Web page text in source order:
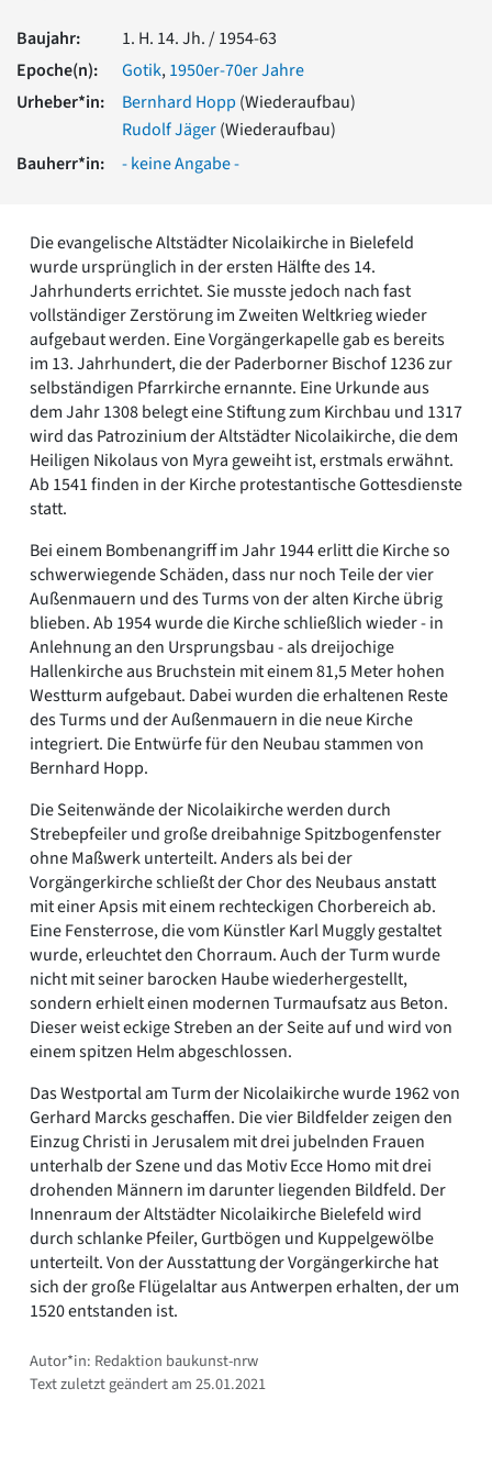
Vorromanik
Römische Antike
Über uns
Über baukunst-nrw
Fachbeirat
Freunde & Förderer
Datenschutz
Suchbegriff eingeben
Baujahr:
1. H. 14. Jh. / 1954-63
Epoche(n):
Gotik,1950er-70er Jahre
Urheber*in:
Bernhard Hopp (Wiederaufbau)
Rudolf Jäger(Wiederaufbau)
Bauherr*in:
- keine Angabe -
Die evangelische Altstädter Nicolaikirche in Bielefeld
wurde ursprünglich in der ersten Hälfte des 14.
Jahrhunderts errichtet. Sie musste jedoch nach fast
vollständiger Zerstörung im Zweiten Weltkrieg wieder
aufgebaut werden. Eine Vorgängerkapelle gab es bereits
im 13. Jahrhundert, die der Paderborner Bischof 1236 zur
selbständigen Pfarrkirche ernannte. Eine Urkunde aus
dem Jahr 1308 belegt eine Stiftung zum Kirchbau und 1317
wird das Patrozinium der Altstädter Nicolaikirche, die dem
Heiligen Nikolaus von Myra geweiht ist, erstmals erwähnt.
Ab 1541 finden in der Kirche protestantische Gottesdienste
statt.
Bei einem Bombenangriff im Jahr 1944 erlitt die Kirche so
schwerwiegende Schäden, dass nur noch Teile der vier
Außenmauern und des Turms von der alten Kirche übrig
blieben. Ab 1954 wurde die Kirche schließlich wieder - in
Anlehnung an den Ursprungsbau - als dreijochige
Hallenkirche aus Bruchstein mit einem 81,5 Meter hohen
Westturm aufgebaut. Dabei wurden die erhaltenen Reste
des Turms und der Außenmauern in die neue Kirche
integriert. Die Entwürfe für den Neubau stammen von
Bernhard Hopp.
Die Seitenwände der Nicolaikirche werden durch
Strebepfeiler und große dreibahnige Spitzbogenfenster
ohne Maßwerk unterteilt. Anders als bei der
Vorgängerkirche schließt der Chor des Neubaus anstatt
mit einer Apsis mit einem rechteckigen Chorbereich ab.
Eine Fensterrose, die vom Künstler Karl Muggly gestaltet
wurde, erleuchtet den Chorraum. Auch der Turm wurde
nicht mit seiner barocken Haube wiederhergestellt,
sondern erhielt einen modernen Turmaufsatz aus Beton.
Dieser weist eckige Streben an der Seite auf und wird von
einem spitzen Helm abgeschlossen.
Das Westportal am Turm der Nicolaikirche wurde 1962 von
Gerhard Marcks geschaffen. Die vier Bildfelder zeigen den
Einzug Christi in Jerusalem mit drei jubelnden Frauen
unterhalb der Szene und das Motiv Ecce Homo mit drei
drohenden Männern im darunter liegenden Bildfeld. Der
Innenraum der Altstädter Nicolaikirche Bielefeld wird
durch schlanke Pfeiler, Gurtbögen und Kuppelgewölbe
unterteilt. Von der Ausstattung der Vorgängerkirche hat
sich der große Flügelaltar aus Antwerpen erhalten, der um
1520 entstanden ist.
Autor*in: Redaktion baukunst-nrw
Text zuletzt geändert am 25.01.2021